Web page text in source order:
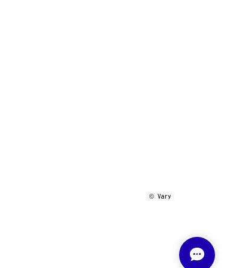
©︎ Vary